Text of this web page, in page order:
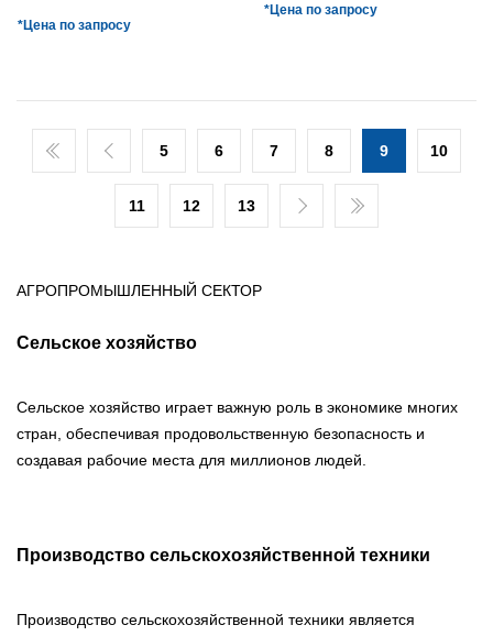
*Цена по запросу
*Цена по запросу
5 6 7 8 9 10
11 12 13
АГРОПРОМЫШЛЕННЫЙ СЕКТОР
Сельское хозяйство
Сельское хозяйство играет важную роль в экономике многих
стран, обеспечивая продовольственную безопасность и
создавая рабочие места для миллионов людей.
Производство сельскохозяйственной техники
Производство сельскохозяйственной техники является